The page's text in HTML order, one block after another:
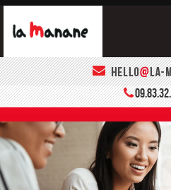
ACCUEIL
LA MANANE
LE BOOK
CONTACT